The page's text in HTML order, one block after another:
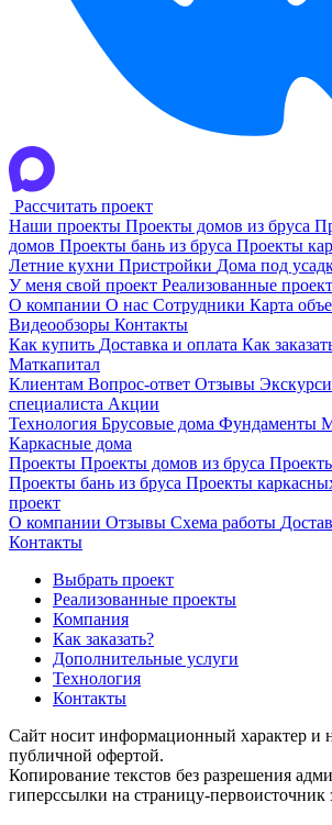
Рассчитать проект
Наши проекты Проекты домов из бруса
домов Проекты бань из бруса Проекты
Летние кухни Пристройки Дома под
У меня свой проект Реализованные
О компании О нас Сотрудники Карта
Видеообзоры Контакты
Как купить Доставка и оплата Как
Маткапитал
Клиентам Вопрос-ответ Отзывы
специалиста Акции
Технология Брусовые дома Фундаменты
Каркасные дома
Проекты Проекты домов из бруса
Проекты бань из бруса Проекты
проект
О компании Отзывы Схема работы
Контакты
Выбрать проект
Реализованные проекты
Компания
Как заказать?
Дополнительные услуги
Технология
Контакты
Сайт носит информационный характер и
публичной офертой.
Копирование текстов без разрешения
гиперссылки на страницу-первоисточник